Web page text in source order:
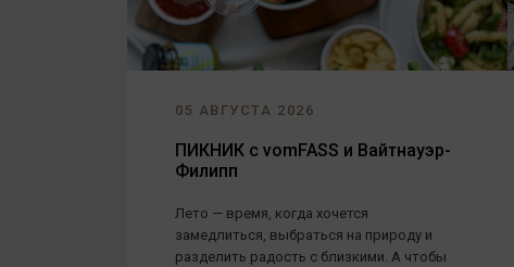
05 АВГУСТА 2026
ПИКНИК с vomFASS и Вайтнауэр-
Филипп
Лето — время, когда хочется
замедлиться, выбраться на природу и
разделить радость с близкими. А чтобы